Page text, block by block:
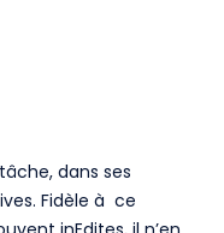
dans ses
Fidèle à ce